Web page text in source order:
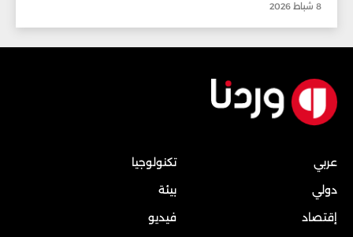
8 شباط 2026
عربي
دولي
إقتصاد
تكنولوجيا
بيئة
فيديو